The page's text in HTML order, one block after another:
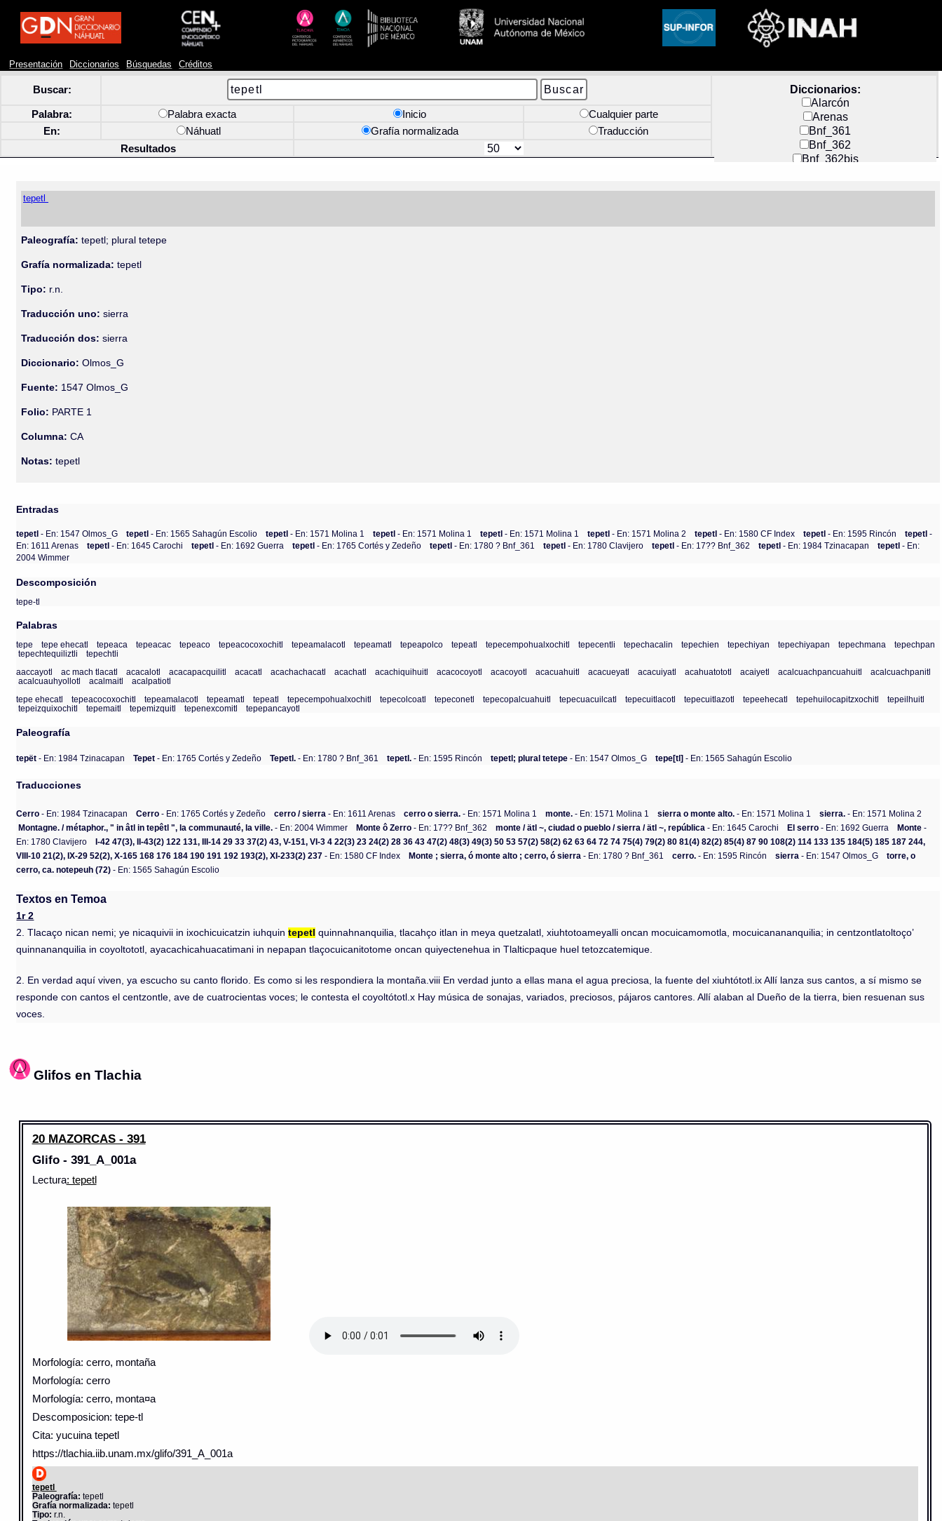
Presentación Diccionarios Búsquedas Créditos
Buscar:
Diccionarios:
Alarcón
Arenas
Bnf_361
Bnf_362
Bnf_362bis
Docs_México
Palabra: Palabra exacta Inicio
Cualquier parte
En:
Náhuatl Grafía normalizada
Traducción
Resultados
tepetl
Paleografía: tepetl; plural tetepe
Grafía normalizada: tepetl
Tipo: r.n.
Traducción uno: sierra
Traducción dos: sierra
Diccionario:Olmos_G
Fuente: 1547 Olmos_G
Folio: PARTE 1
Columna: CA
Notas: tepetl
Entradas
tepetl- En: 1547 Olmos_G tepetl- En: 1565 Sahagún Escolio tepetl- En: 1571 Molina 1 tepetl- En: 1571 Molina 1 tepetl- En: 1571 Molina 1 tepetl- En: 1571 Molina 2 tepetl- En: 1580 CF Index tepetl- En: 1595 Rincón tepetl-
En: 1611 Arenas
tepetl- En: 1645 Carochi tepetl- En: 1692 Guerra tepetl- En: 1765 Cortés y Zedeño tepetl- En: 1780 ? Bnf_361 tepetl- En: 1780 Clavijero tepetl- En: 17?? Bnf_362 tepetl- En: 1984 Tzinacapan tepetl- En:
2004 Wimmer
Descomposición
tepe-tl
Palabras
tepe tepe ehecatl tepeaca tepeacac tepeaco tepeacocoxochitl tepeamalacotl tepeamatl tepeapolco tepeatl tepecempohualxochitl tepecentli tepechacalin tepechien tepechiyan tepechiyapan tepechmana
tepechpan
tepechtequiliztli
tepechtli
aaccayotl
ac mach tlacatl acacalotl acacapacquilitl acacatl acachachacatl acachatl acachiquihuitl acacocoyotl acacoyotl acacuahuitl acacueyatl acacuiyatl acahuatototl acaiyetl acalcuachpancuahuitl
acalcuachpanitl
acalcuauhyollotl
acalmaitl
acalpatiotl
tepe ehecatl
tepeacocoxochitl tepeamalacotl tepeamatl tepeatl tepecempohualxochitl tepecolcoatl tepeconetl tepecopalcuahuitl tepecuacuilcatl tepecuitlacotl tepecuitlazotl tepeehecatl tepehuilocapitzxochitl
tepeilhuitl
tepeizquixochitl
tepemaitl tepemizquitl tepenexcomitl tepepancayotl
Paleografía
tepët - En: 1984 Tzinacapan Tepet - En: 1765 Cortés y Zedeño Tepetl. - En: 1780 ? Bnf_361 tepetl. - En: 1595 Rincón tepetl; plural tetepe - En: 1547 Olmos_G tepe[tl] - En: 1565 Sahagún Escolio
Traducciones
Cerro - En: 1984 Tzinacapan Cerro - En: 1765 Cortés y Zedeño cerro / sierra - En: 1611 Arenas cerro o sierra. - En: 1571 Molina 1 monte. - En: 1571 Molina 1 sierra o monte alto. - En: 1571 Molina 1 sierra. - En: 1571 Molina 2
Montagne. / métaphor., " in âtl in tepêtl ", la communauté, la ville. - En: 2004 Wimmer Monte ô Zerro - En: 17?? Bnf_362 monte / ätl ~, ciudad o pueblo / sierra / ätl ~, república - En: 1645 Carochi El serro - En: 1692 Guerra Monte -
En: 1780 Clavijero
I-42 47(3), II-43(2) 122 131, III-14 29 33 37(2) 43, V-151, VI-3 4 22(3) 23 24(2) 28 36 43 47(2) 48(3) 49(3) 50 53 57(2) 58(2) 62 63 64 72 74 75(4) 79(2) 80 81(4) 82(2) 85(4) 87 90 108(2) 114 133 135 184(5) 185 187 244,
VIII-10 21(2), IX-29 52(2), X-165 168 176 184 190 191 192 193(2), XI-233(2) 237 - En: 1580 CF Index Monte ; sierra, ó monte alto ; cerro, ó sierra - En: 1780 ? Bnf_361 cerro. - En: 1595 Rincón sierra - En: 1547 Olmos_G
torre, o
cerro, ca. notepeuh (72) - En: 1565 Sahagún Escolio
Textos en Temoa
1r 2
2. Tlacaço nican nemi; ye nicaquivii in ixochicuicatzin iuhquintepetl quinnahnanquilia, tlacahço itlan in meya quetzalatl, xiuhtotoameyalli oncan mocuicamomotla, mocuicanananquilia; in centzontlatoltoço’
quinnananquilia in coyoltototl, ayacachicahuacatimani in nepapan tlaçocuicanitotome oncan quiyectenehua in Tlalticpaque huel tetozcatemique.
2. En verdad aquí viven, ya escucho su canto florido. Es como si les respondiera la montaña.viii En verdad junto a ellas mana el agua preciosa, la fuente del xiuhtótotl.ix Allí lanza sus cantos, a sí mismo se
responde con cantos el centzontle, ave de cuatrocientas voces; le contesta el coyoltótotl.x Hay música de sonajas, variados, preciosos, pájaros cantores. Allí alaban al Dueño de la tierra, bien resuenan sus
voces.
Glifos en Tlachia
20 MAZORCAS - 391
Glifo - 391_A_001a
Lectura: tepetl
Morfología: cerro, montaña
Morfología: cerro
Morfología: cerro, monta¤a
Descomposicion: tepe-tl
Cita: yucuina tepetl
https://tlachia.iib.unam.mx/glifo/391_A_001a
tepetl
Paleografía: tepetl
Grafía normalizada: tepetl
Tipo: r.n.